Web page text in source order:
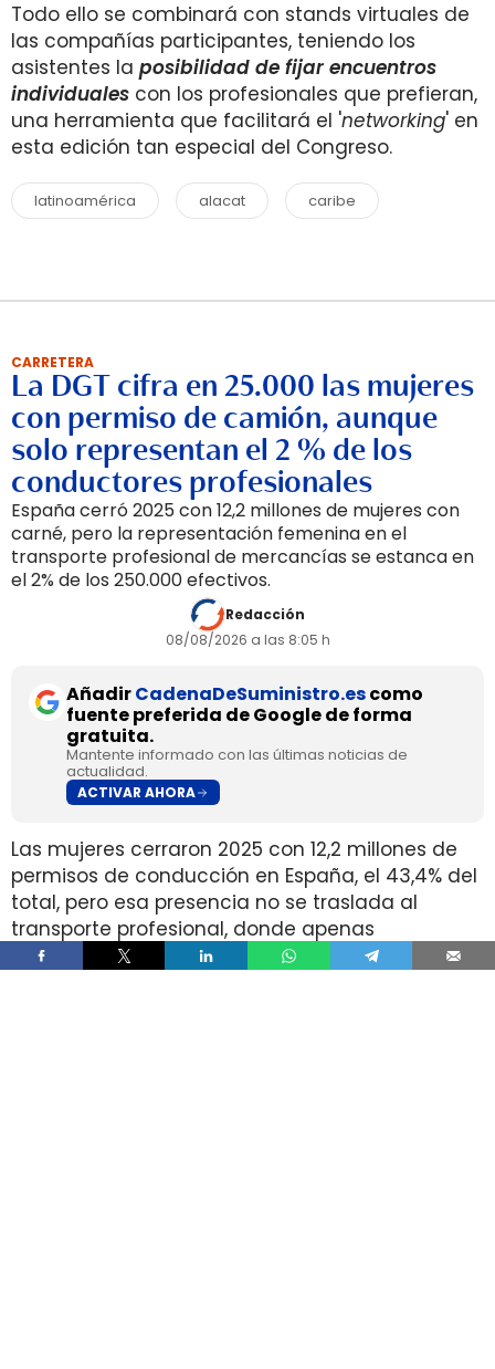
Todo ello se combinará con stands virtuales de
las compañías participantes, teniendo los
asistentes la posibilidad de fijar encuentros
individuales con los profesionales que prefieran,
una herramienta que facilitará el 'networking' en
esta edición tan especial del Congreso.
latinoamérica alacat caribe
CARRETERA
La DGT cifra en 25.000 las mujeres
con permiso de camión, aunque
solo representan el 2 % de los
conductores profesionales
España cerró 2025 con 12,2 millones de mujeres con
carné, pero la representación femenina en el
transporte profesional de mercancías se estanca en
el 2% de los 250.000 efectivos.
Redacción
08/08/2026 a las 8:05 h
AñadirCadenaDeSuministro.escomo
fuente preferida de Google de forma
gratuita.
Mantente informado con las últimas noticias de
actualidad.
ACTIVAR AHORA
Las mujeres cerraron 2025 con 12,2 millones de
permisos de conducción en España, el 43,4% del
total, pero esa presencia no se traslada al
transporte profesional, donde apenas
representan el 2% de un colectivo de 250.000